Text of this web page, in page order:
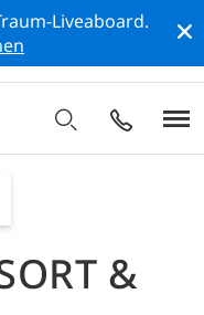
Liveaboard.
&